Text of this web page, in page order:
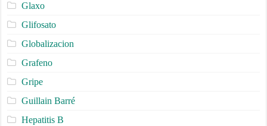
Glaxo
Glifosato
Globalizacion
Grafeno
Gripe
Guillain Barré
Hepatitis B